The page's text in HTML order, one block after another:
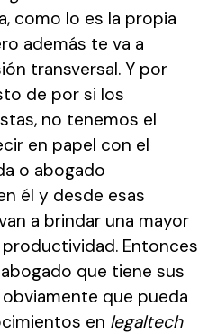
como lo es la propia
además te va a
transversal. Y por
de por si los
no tenemos el
en papel con el
o abogado
él y desde esas
a brindar una mayor
Entonces
que tiene sus
que pueda
en legaltech